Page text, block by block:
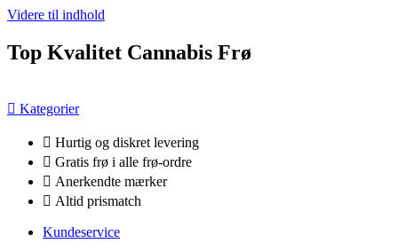
Videre til indhold
Top Kvalitet Cannabis Frø
Kategorier
Hurtig og diskret levering
Gratis frø i alle frø-ordre
Anerkendte mærker
Altid prismatch
Kundeservice